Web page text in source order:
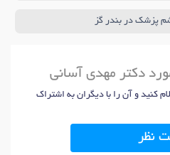
پزشک در بندر گز
دکتر مهدی آسانی
کنید و آن را با دیگران به اشتراک
نظر